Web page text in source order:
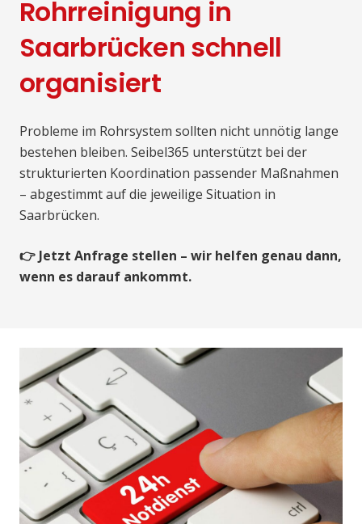
Rohrreinigung in
Saarbrücken schnell
organisiert
Probleme im Rohrsystem sollten nicht unnötig lange
bestehen bleiben. Seibel365 unterstützt bei der
strukturierten Koordination passender Maßnahmen
– abgestimmt auf die jeweilige Situation in
Saarbrücken.
👉 Jetzt Anfrage stellen – wir helfen genau dann,
wenn es darauf ankommt.